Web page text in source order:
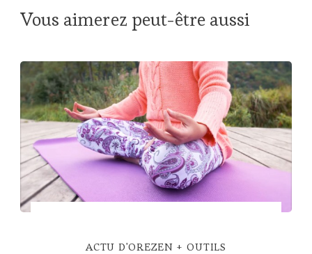
Vous aimerez peut-être aussi
ACTU D'OREZEN OUTILS